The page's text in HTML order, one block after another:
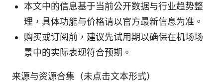
本文中的信息基于当前公开数据与行业趋势整
理，具体功能与价格请以官方最新信息为准。
购买或订阅前，建议先试用期以确保在机场场
景中的实际表现符合预期。
来源与资源合集（未点击文本形式）